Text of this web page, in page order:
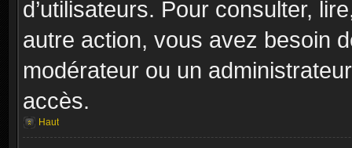
d’utilisateurs. Pour consulter,
autre action, vous avez besoin
modérateur ou un
accès.
Haut